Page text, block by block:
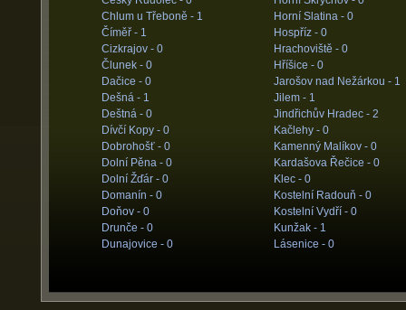
Chlum u Třeboně - 1
Číměř - 1
Cizkrajov - 0
Člunek - 0
Dačice - 0
Dešná - 1
Deštná - 0
Dívčí Kopy - 0
Dobrohošť - 0
Dolní Pěna - 0
Dolní Žďár - 0
Domanín - 0
Doňov - 0
Drunče - 0
Dunajovice - 0
Horní Slatina - 0
Hospříz - 0
Hrachoviště - 0
Hříšice - 0
Jarošov nad Nežárkou - 1
Jilem - 1
Jindřichův Hradec - 2
Kačlehy - 0
Kamenný Malíkov - 0
Kardašova Řečice - 0
Klec - 0
Kostelní Radouň - 0
Kostelní Vydří - 0
Kunžak - 1
Lásenice - 0